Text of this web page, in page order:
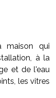
maison qui
à la
et de l'eau
les vitres